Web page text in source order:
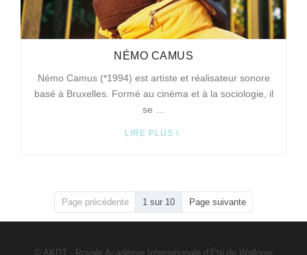
NÉMO CAMUS
Némo Camus (*1994) est artiste et réalisateur sonore
basé à Bruxelles. Formé au cinéma et à la sociologie, il
se …
LIRE PLUS
Page précédente 1 sur 10 Page suivante
© AKDT - Royale Académie Internationale d’Été de Wallonie